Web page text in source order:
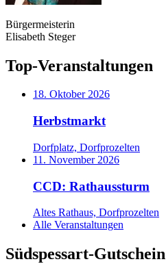
Bürgermeisterin
Elisabeth Steger
Top-Veranstaltungen
18. Oktober 2026
Herbstmarkt
Dorfplatz, Dorfprozelten
11. November 2026
CCD: Rathaussturm
Altes Rathaus, Dorfprozelten
Alle Veranstaltungen
Südspessart-Gutschein